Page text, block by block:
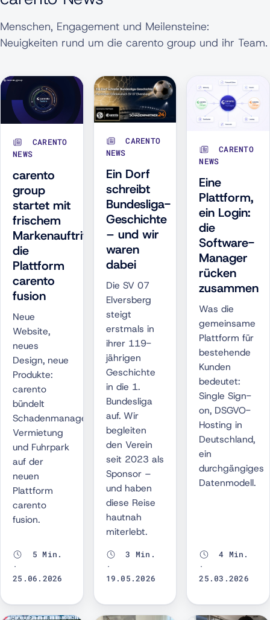
Menschen, Engagement und Meilensteine:
Neuigkeiten rund um die carento group und ihr Team.
CARENTO
NEWS
carento
group
startet mit
frischem
Markenauftritt
die
Plattform
carento
fusion
Neue
Website,
neues
Design, neue
Produkte:
carento
bündelt
Schadenmanagement,
Vermietung
und Fuhrpark
auf der
neuen
Plattform
carento
fusion.
5 Min.
·
25.06.2026
CARENTO
NEWS
Ein Dorf
schreibt
Bundesliga-
Geschichte
– und wir
waren
dabei
Die SV 07
Elversberg
steigt
erstmals in
ihrer 119-
jährigen
Geschichte
in die 1.
Bundesliga
auf. Wir
begleiten
den Verein
seit 2023 als
Sponsor –
und haben
diese Reise
hautnah
miterlebt.
3 Min.
·
19.05.2026
CARENTO
NEWS
Eine
Plattform,
ein Login:
die
Software-
Manager
rücken
zusammen
Was die
gemeinsame
Plattform für
bestehende
Kunden
bedeutet:
Single Sign-
on, DSGVO-
Hosting in
Deutschland,
ein
durchgängiges
Datenmodell.
4 Min.
·
25.03.2026